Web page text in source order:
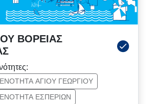
ΒΟΡΕΙΑΣ
ΑΓΙΟΥ ΓΕΩΡΓΙΟΥ
ΕΣΠΕΡΙΩΝ